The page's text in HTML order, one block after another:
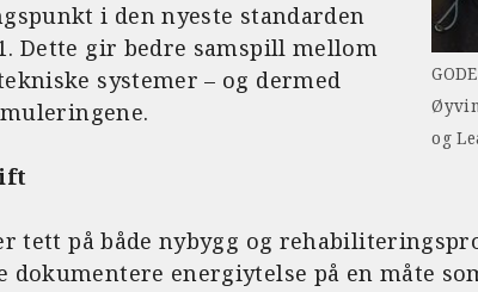
og
i den nyeste standarden
Dette gir bedre samspill mellom
systemer – og dermed
tett på både nybygg og
dokumentere energiytelse på en måte